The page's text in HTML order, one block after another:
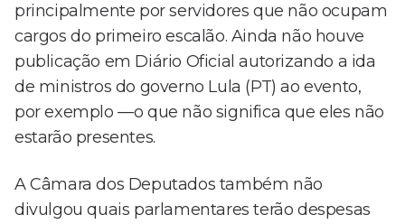
principalmente por servidores que não ocupam
cargos do primeiro escalão. Ainda não houve
publicação em Diário Oficial autorizando a ida
de ministros do governo Lula (PT) ao evento,
por exemplo —o que não significa que eles não
estarão presentes.
A Câmara dos Deputados também não
divulgou quais parlamentares terão despesas